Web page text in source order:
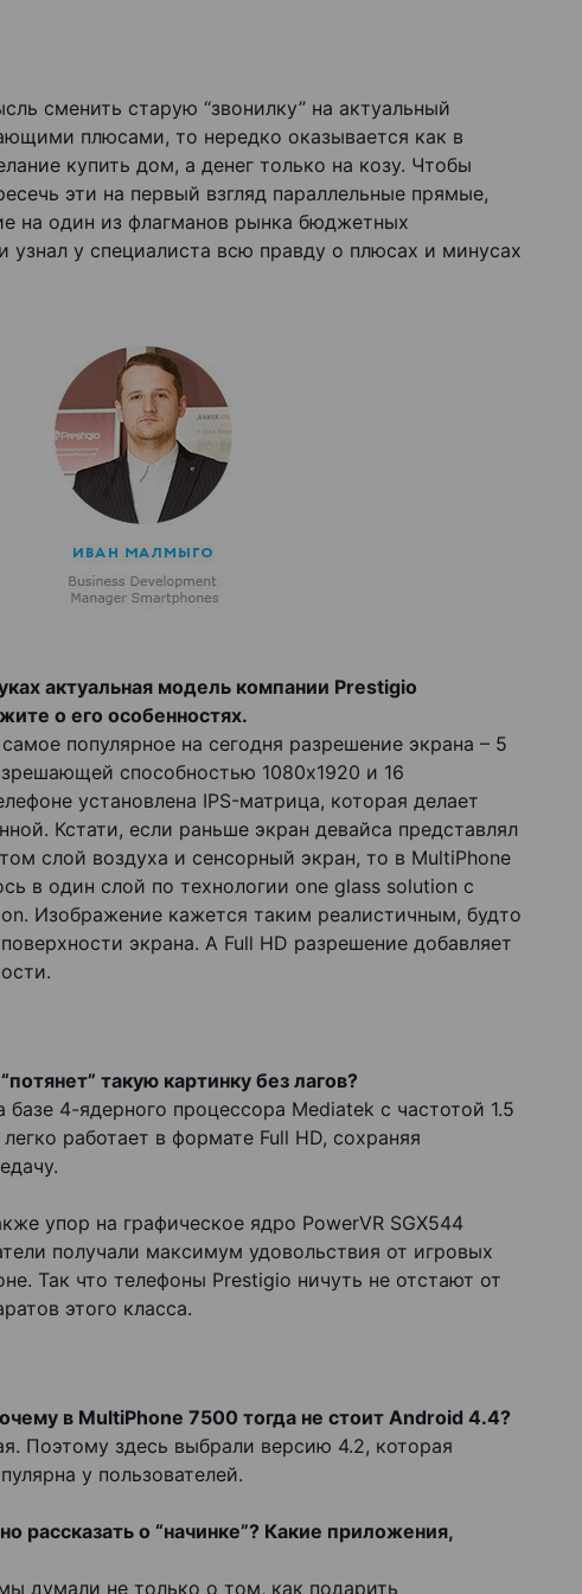
сменить старую “звонилку” на актуальный
плюсами, то нередко оказывается как в
купить дом, а денег только на козу. Чтобы
эти на первый взгляд параллельные прямые,
на один из флагманов рынка бюджетных
узнал у специалиста всю правду о плюсах и минусах
актуальная модель компании Prestigio
о его особенностях.
популярное на сегодня разрешение экрана – 5
способностью 1080x1920 и 16
установлена IPS-матрица, которая делает
Кстати, если раньше экран девайса представлял
слой воздуха и сенсорный экран, то в MultiPhone
в один слой по технологии one glass solution с
Изображение кажется таким реалистичным, будто
экрана. А Full HD разрешение добавляет
такую картинку без лагов?
4-ядерного процессора Mediatek с частотой 1.5
работает в формате Full HD, сохраняя
упор на графическое ядро PowerVR SGX544
получали максимум удовольствия от игровых
Так что телефоны Prestigio ничуть не отстают от
этого класса.
в MultiPhone 7500 тогда не стоит Android 4.4?
Поэтому здесь выбрали версию 4.2, которая
у пользователей.
рассказать о “начинке”? Какие приложения,
думали не только о том, как подарить